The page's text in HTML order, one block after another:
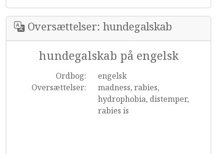
Oversættelser: hundegalskab
hundegalskab på engelsk
Ordbog:
engelsk
Oversættelser:
madness, rabies,
hydrophobia, distemper,
rabies is